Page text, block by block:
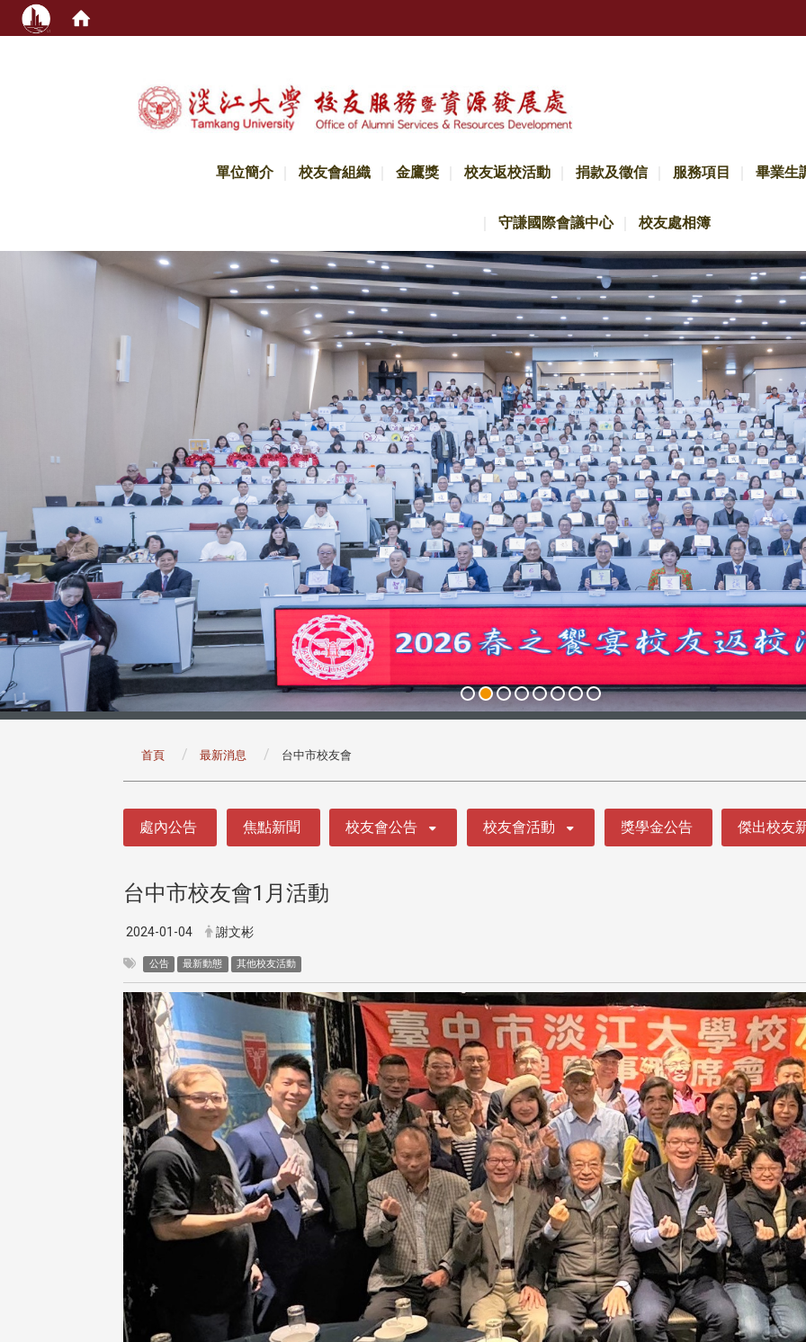
單位簡介 校友會組織 金鷹獎 校友返校活動 捐款及徵信 服務項目 畢業生
守謙國際會議中心 校友處相簿
首頁 最新消息 台中市校友會
處內公告 焦點新聞 校友會公告 校友會活動 獎學金公告 傑出校友
台中市校友會1月活動
2024-01-04 謝文彬
公告 最新動態 其他校友活動